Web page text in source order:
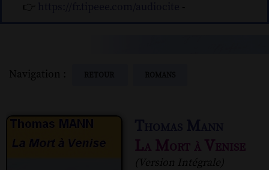
👉
-
Navigation :
La Mort à Venise
(Version Intégrale)